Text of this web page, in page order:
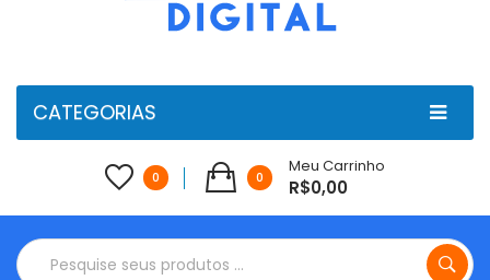
CATEGORIAS
0 0
Meu Carrinho
R$0,00